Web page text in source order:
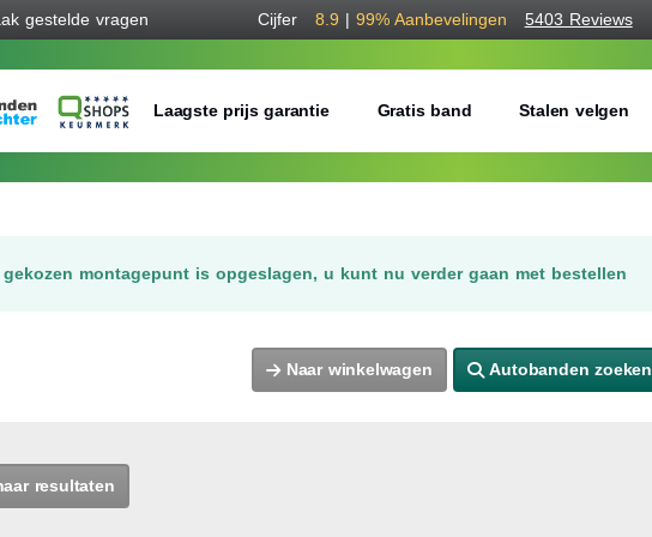
gestelde vragen Cijfer 8.9 | 99% Aanbevelingen 5403 Reviews
Laagste prijs garantie Gratis band Stalen velgen
gekozen montagepunt is opgeslagen, u kunt nu verder gaan met bestellen
Naar winkelwagen Autobanden zoeken
resultaten